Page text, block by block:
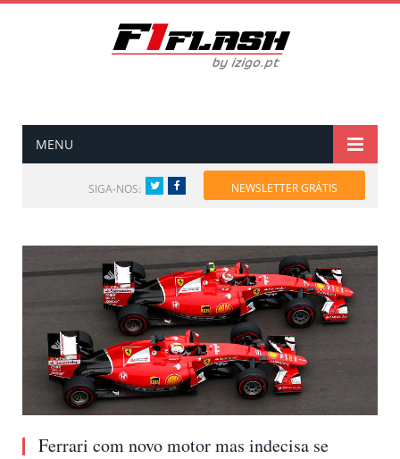
MENU
SIGA-NOS: TwitterFacebook NEWSLETTER GRÁTIS
Ferrari com novo motor mas indecisa se